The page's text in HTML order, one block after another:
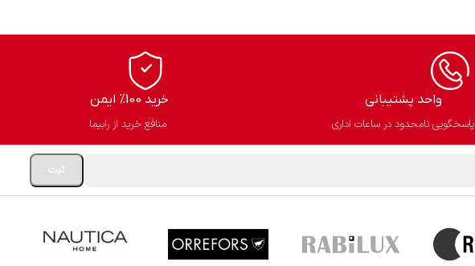
واحد پشتیبانی
پاسخگویی نامحدود در ساعات اداری
خرید 100% ایمن
منافع خرید از رابیما